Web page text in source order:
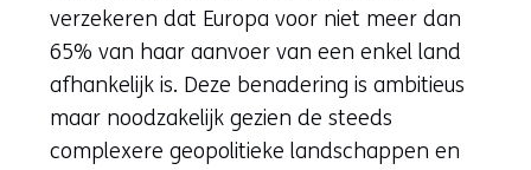
verzekeren dat Europa voor niet meer dan
65% van haar aanvoer van een enkel land
afhankelijk is. Deze benadering is ambitieus
maar noodzakelijk gezien de steeds
complexere geopolitieke landschappen en